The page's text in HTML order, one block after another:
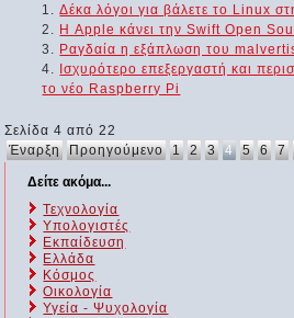
Δέκα λόγοι για βάλετε το Linux
Η Apple κάνει την Swift Open
Ραγδαία η εξάπλωση του
Ισχυρότερο επεξεργαστή και
το νέο Raspberry Pi
Σελίδα 4 από 22
Έναρξη Προηγούμενο 1 2 3 4 5 6 7
Δείτε ακόμα...
Τεχνολογία
Υπολογιστές
Εκπαίδευση
Ελλάδα
Κόσμος
Οικολογία
Υγεία - Ψυχολογία